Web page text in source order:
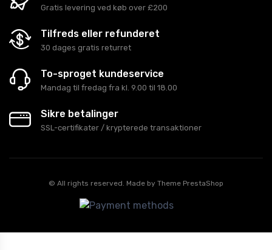
Gratis levering ved køb over £200
Tilfreds eller refunderet
30 dages gratis returret
To-sproget kundeservice
Mandag til fredag fra kl. 9.00 til 18.00
Sikre betalinger
SSL-certifikater / krypterede transaktioner
© All rights reserved. Made by Theme PrestaShop